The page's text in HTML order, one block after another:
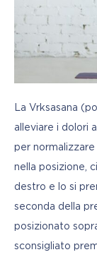
La Vrksasana
alleviare i dolori
per
nella posizione,
destro e lo si
seconda della
posizionato
sconsigliato